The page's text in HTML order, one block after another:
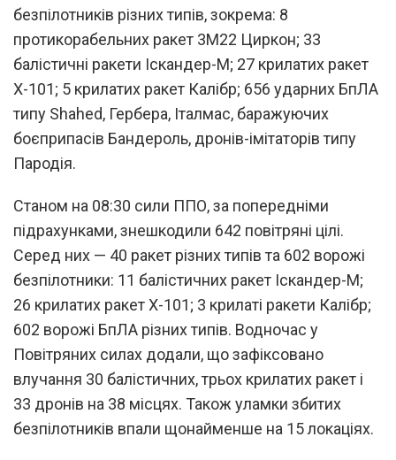
безпілотників різних типів, зокрема: 8
протикорабельних ракет 3М22 Циркон; 33
балістичні ракети Іскандер-М; 27 крилатих ракет
Х-101; 5 крилатих ракет Калібр; 656 ударних БпЛА
типу Shahed, Гербера, Італмас, баражуючих
боєприпасів Бандероль, дронів-імітаторів типу
Пародія.
Станом на 08:30 сили ППО, за попередніми
підрахунками, знешкодили 642 повітряні цілі.
Серед них — 40 ракет різних типів та 602 ворожі
безпілотники: 11 балістичних ракет Іскандер-М;
26 крилатих ракет Х-101; 3 крилаті ракети Калібр;
602 ворожі БпЛА різних типів. Водночас у
Повітряних силах додали, що зафіксовано
влучання 30 балістичних, трьох крилатих ракет і
33 дронів на 38 місцях. Також уламки збитих
безпілотників впали щонайменше на 15 локаціях.